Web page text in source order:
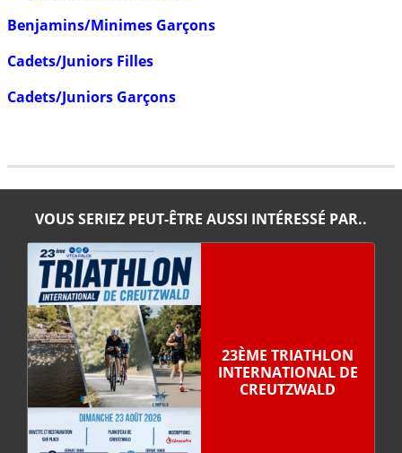
Benjamins/Minimes Garçons
Cadets/Juniors Filles
Cadets/Juniors Garçons
VOUS SERIEZ PEUT-ÊTRE AUSSI INTÉRESSÉ PAR..
23ÈME TRIATHLON
INTERNATIONAL DE
CREUTZWALD